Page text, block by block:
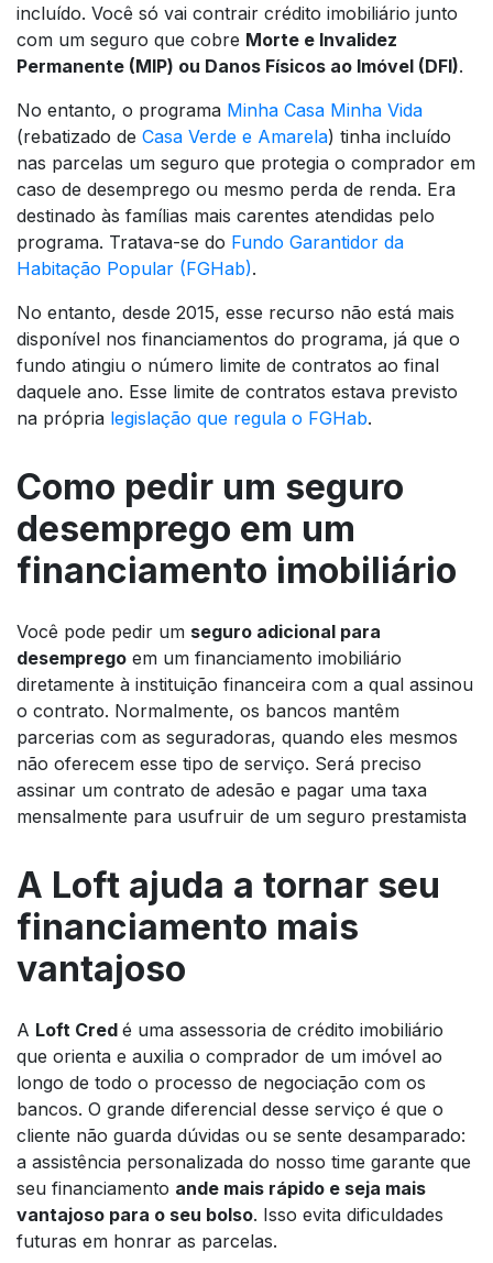
incluído. Você só vai contrair crédito imobiliário junto
com um seguro que cobre Morte e Invalidez
Permanente (MIP) ou Danos Físicos ao Imóvel (DFI).
No entanto, o programa Minha Casa Minha Vida
(rebatizado de Casa Verde e Amarela) tinha incluído
nas parcelas um seguro que protegia o comprador em
caso de desemprego ou mesmo perda de renda. Era
destinado às famílias mais carentes atendidas pelo
programa. Tratava-se do Fundo Garantidor da
Habitação Popular (FGHab).
No entanto, desde 2015, esse recurso não está mais
disponível nos financiamentos do programa, já que o
fundo atingiu o número limite de contratos ao final
daquele ano. Esse limite de contratos estava previsto
na própria legislação que regula o FGHab.
Como pedir um seguro
desemprego em um
financiamento imobiliário
Você pode pedir um seguro adicional para
desemprego em um financiamento imobiliário
diretamente à instituição financeira com a qual assinou
o contrato. Normalmente, os bancos mantêm
parcerias com as seguradoras, quando eles mesmos
não oferecem esse tipo de serviço. Será preciso
assinar um contrato de adesão e pagar uma taxa
mensalmente para usufruir de um seguro prestamista
A Loft ajuda a tornar seu
financiamento mais
vantajoso
A Loft Cred é uma assessoria de crédito imobiliário
que orienta e auxilia o comprador de um imóvel ao
longo de todo o processo de negociação com os
bancos. O grande diferencial desse serviço é que o
cliente não guarda dúvidas ou se sente desamparado:
a assistência personalizada do nosso time garante que
seu financiamento ande mais rápido e seja mais
vantajoso para o seu bolso. Isso evita dificuldades
futuras em honrar as parcelas.